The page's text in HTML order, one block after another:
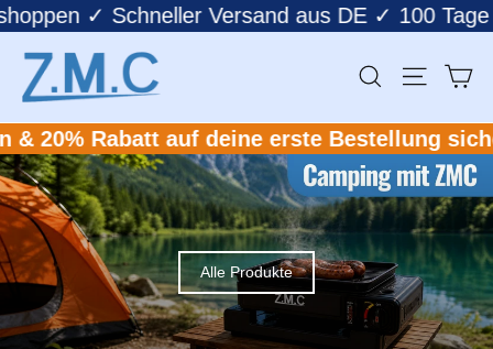
Direkt
zum
Inhalt
shoppen ✓ Schneller Versand aus DE ✓
ZMC
Camping
Suche
Rabatt auf deine erste Bestellung sichern!
Alle Produkte